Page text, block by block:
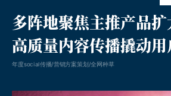
多阵地聚焦主推产品
高质量内容传播撬动用
年度social传播/营销方案策划/全网种草